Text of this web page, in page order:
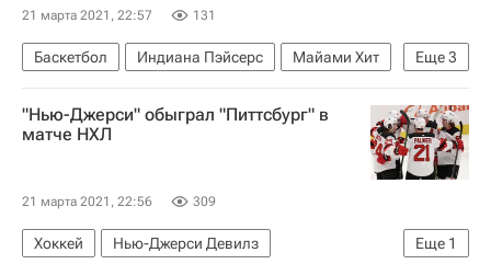
21 марта 2021, 22:57 131
Еще3
Баскетбол Индиана Пэйсерс
Майами Хит
Домантас Сабонис
Малкольм Брогдон
Бэм Адебайо
"Нью-Джерси" обыграл "Питтсбург" в
матче НХЛ
21 марта 2021, 22:56 309
Еще 1
Хоккей
Нью-Джерси Девилз